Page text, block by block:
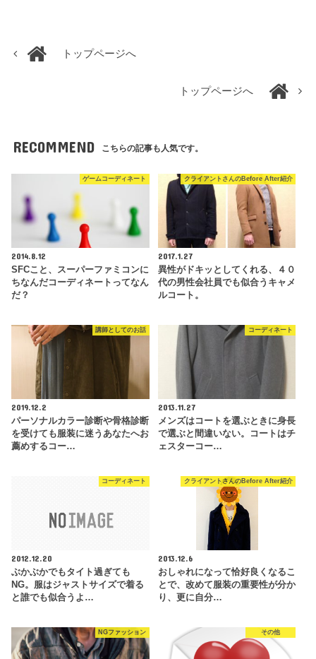
トップページへ
トップページへ
RECOMMEND こちらの記事も人気です。
ゲームコーディネート
2014.8.12
SFCこと、スーパーファミコンに
ちなんだコーディネートってなん
だ？
クライアントさんのBefore After紹介
2017.1.27
異性がドキッとしてくれる、４０
代の男性会社員でも似合うキャメ
ルコート。
講師としてのお話
2019.12.2
パーソナルカラー診断や骨格診断
を受けても服装に迷うあなたへお
薦めするコー…
コーディネート
2013.11.27
メンズはコートを選ぶときに身長
で選ぶと間違いない。コートはチ
ェスターコー…
コーディネート
2012.12.20
ぶかぶかでもタイト過ぎても
NG。服はジャストサイズで着る
と誰でも似合うよ…
クライアントさんのBefore After紹介
2013.12.6
おしゃれになって恰好良くなるこ
とで、改めて服装の重要性が分か
り、更に自分…
NGファッション その他